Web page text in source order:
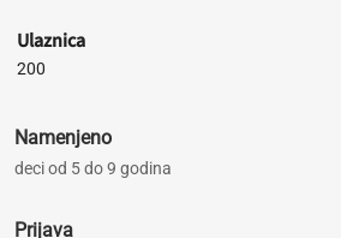
Ulaznica
200
Namenjeno
deci od 5 do 9 godina
Prijava